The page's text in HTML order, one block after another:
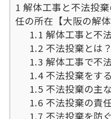
1 解体工事と不法投
任の所在【大阪の解体
1.1 解体工事と不
1.2 不法投棄とは？
1.3 解体工事で不
1.4不法投棄をす
1.5 不法投棄の主
1.6 不法投棄の責
1.7 不法投棄を防